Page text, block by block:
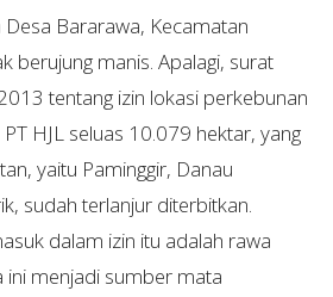
Bararawa, Kecamatan
berujung manis. Apalagi, surat
tentang izin lokasi perkebunan
HJL seluas 10.079 hektar, yang
yaitu Paminggir, Danau
sudah terlanjur diterbitkan.
dalam izin itu adalah rawa
ini menjadi sumber mata